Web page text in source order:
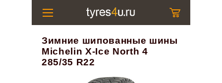
Зимние шипованные шины
Michelin X-Ice North 4
285/35 R22